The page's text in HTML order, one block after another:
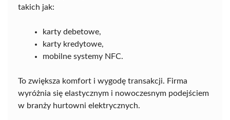
takich jak:
karty debetowe,
karty kredytowe,
mobilne systemy NFC.
To zwiększa komfort i wygodę transakcji. Firma
wyróżnia się elastycznym i nowoczesnym podejściem
w branży hurtowni elektrycznych.